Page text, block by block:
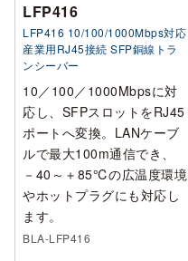
LFP416
LFP416 10/100/1000Mbps対応
産業用RJ45接続 SFP銅線トラ
ンシーバー
10／100／1000Mbpsに対
応し、SFPスロットをRJ45
ポートへ変換。LANケーブ
ルで最大100m通信でき、
－40～＋85℃の広温度環境
やホットプラグにも対応し
ます。
BLA-LFP416